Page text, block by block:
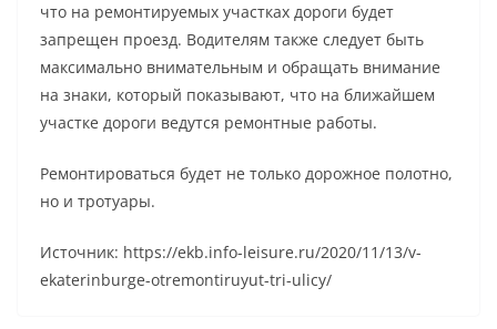
что на ремонтируемых участках дороги будет
запрещен проезд. Водителям также следует быть
максимально внимательным и обращать внимание
на знаки, который показывают, что на ближайшем
участке дороги ведутся ремонтные работы.
Ремонтироваться будет не только дорожное полотно,
но и тротуары.
Источник: https://ekb.info-leisure.ru/2020/11/13/v-
ekaterinburge-otremontiruyut-tri-ulicy/